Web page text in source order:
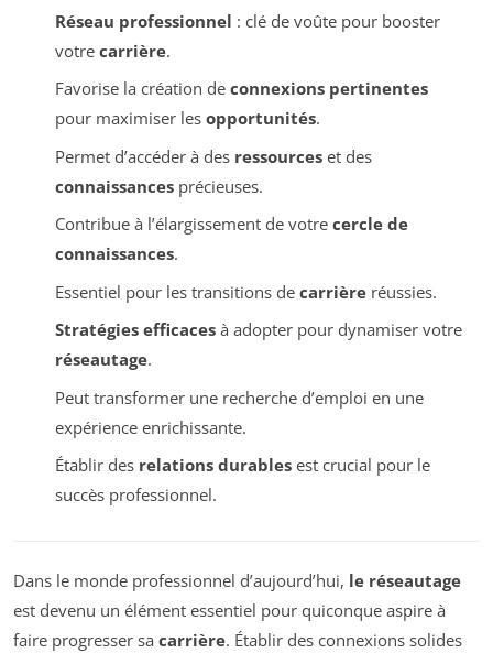
Réseau professionnel : clé de voûte pour booster
votre carrière.
Favorise la création de connexions pertinentes
pour maximiser les opportunités.
Permet d’accéder à des ressourceset des
connaissancesprécieuses.
Contribue à l’élargissement de votre cercle de
connaissances.
Essentiel pour les transitions de carrièreréussies.
Stratégies efficacesà adopter pour dynamiser votre
réseautage.
Peut transformer une recherche d’emploi en une
expérience enrichissante.
Établir des relations durablesest crucial pour le
succès professionnel.
Dans le monde professionnel d’aujourd’hui, le réseautage
est devenu un élément essentiel pour quiconque aspire à
faire progresser sa carrière. Établir des connexions solides